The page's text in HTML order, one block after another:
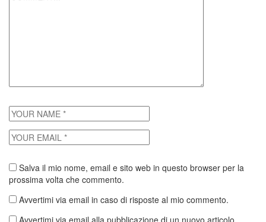
Salva il mio nome, email e sito web in questo browser per la
prossima volta che commento.
Avvertimi via email in caso di risposte al mio commento.
Avvertimi via email alla pubblicazione di un nuovo articolo.